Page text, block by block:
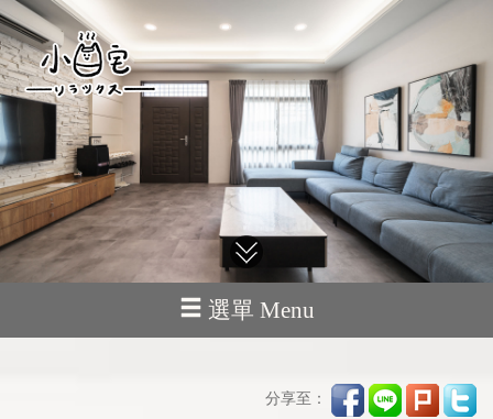
選單 Menu
分享至：